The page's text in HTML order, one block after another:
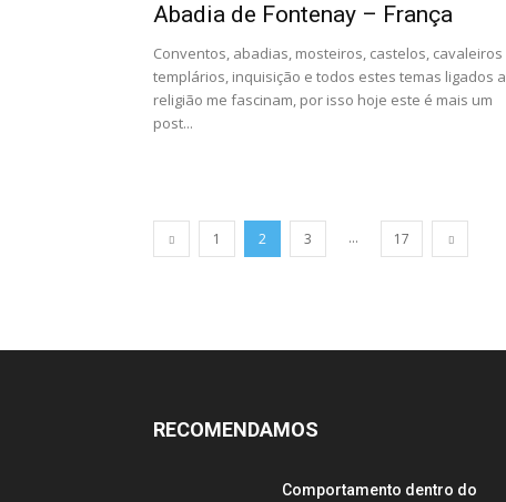
Abadia de Fontenay – França
Conventos, abadias, mosteiros, castelos, cavaleiros
templários, inquisição e todos estes temas ligados a
religião me fascinam, por isso hoje este é mais um
post...
1 2 3 ... 17
RECOMENDAMOS
Comportamento dentro do